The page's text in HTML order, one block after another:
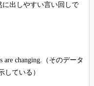
に出しやすい言い回しで
are changing.（そのデータ
している）